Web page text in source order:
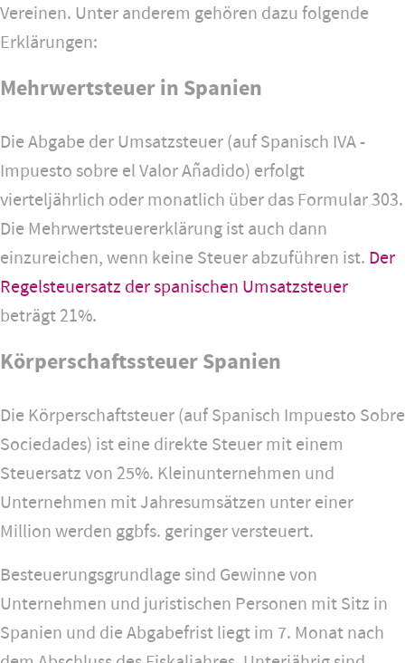
Vereinen. Unter anderem gehören dazu folgende
Erklärungen:
Mehrwertsteuer in Spanien
Die Abgabe der Umsatzsteuer (auf Spanisch IVA -
Impuesto sobre el Valor Añadido) erfolgt
vierteljährlich oder monatlich über das Formular 303.
Die Mehrwertsteuererklärung ist auch dann
einzureichen, wenn keine Steuer abzuführen ist. Der
Regelsteuersatz der spanischen Umsatzsteuer
beträgt 21%.
Körperschaftssteuer Spanien
Die Körperschaftsteuer (auf Spanisch Impuesto Sobre
Sociedades) ist eine direkte Steuer mit einem
Steuersatz von 25%. Kleinunternehmen und
Unternehmen mit Jahresumsätzen unter einer
Million werden ggbfs. geringer versteuert.
Besteuerungsgrundlage sind Gewinne von
Unternehmen und juristischen Personen mit Sitz in
Spanien und die Abgabefrist liegt im 7. Monat nach